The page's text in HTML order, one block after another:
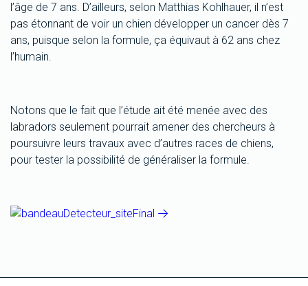
l’âge de 7 ans. D’ailleurs, selon Matthias Kohlhauer, il n’est
pas étonnant de voir un chien développer un cancer dès 7
ans, puisque selon la formule, ça équivaut à 62 ans chez
l’humain.
Notons que le fait que l’étude ait été menée avec des
labradors seulement pourrait amener des chercheurs à
poursuivre leurs travaux avec d’autres races de chiens,
pour tester la possibilité de généraliser la formule.